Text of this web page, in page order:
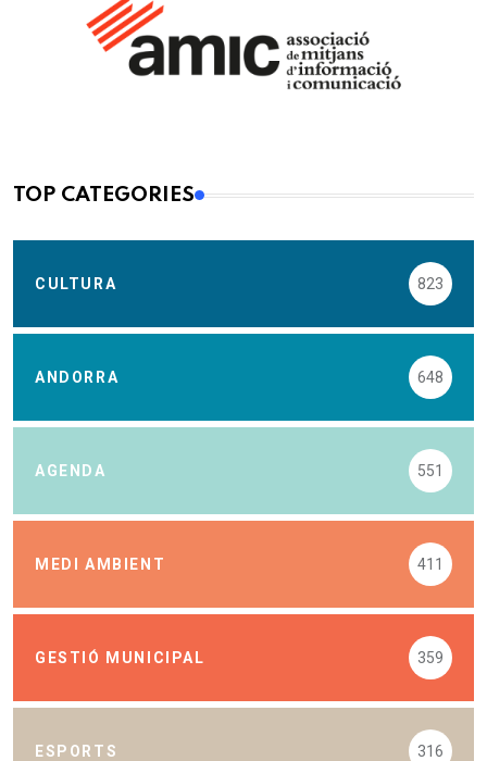
TOP CATEGORIES
CULTURA 823
ANDORRA 648
AGENDA 551
MEDI AMBIENT 411
GESTIÓ MUNICIPAL 359
ESPORTS 316